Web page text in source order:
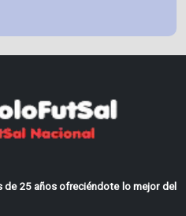
de 25 años ofreciéndote lo mejor del